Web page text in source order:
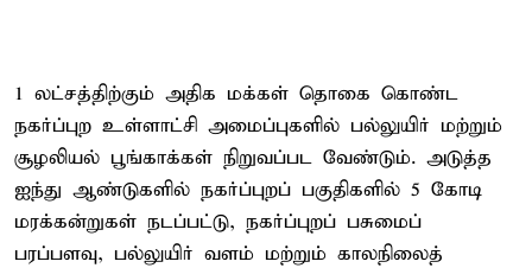
1 லட்சத்திற்கும் அதிக மக்கள் தொகை கொண்ட
நகர்ப்புற உள்ளாட்சி அமைப்புகளில் பல்லுயிர் மற்றும்
சூழலியல் பூங்காக்கள் நிறுவப்பட வேண்டும். அடுத்த
ஐந்து ஆண்டுகளில் நகர்ப்புறப் பகுதிகளில் 5 கோடி
மரக்கன்றுகள் நடப்பட்டு, நகர்ப்புறப் பசுமைப்
பரப்பளவு, பல்லுயிர் வளம் மற்றும் காலநிலைத்